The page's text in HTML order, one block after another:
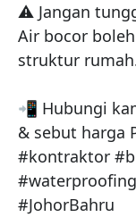
⚠️ Jangan
Air bocor
struktur
📲 Hubungi
& sebut harga
#kontraktor
#JohorBahru